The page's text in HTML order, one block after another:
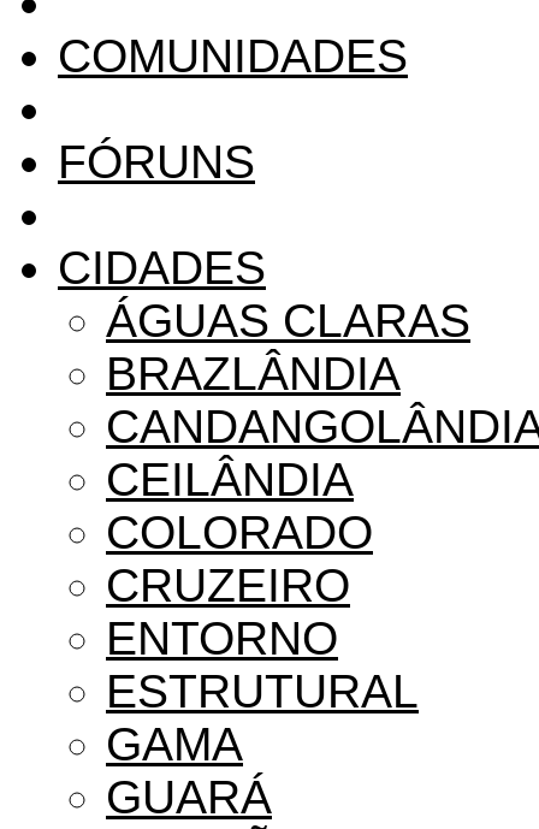
COMUNIDADES
FÓRUNS
CIDADES
ÁGUAS CLARAS
BRAZLÂNDIA
CEILÂNDIA
COLORADO
CRUZEIRO
ENTORNO
ESTRUTURAL
GAMA
GUARÁ